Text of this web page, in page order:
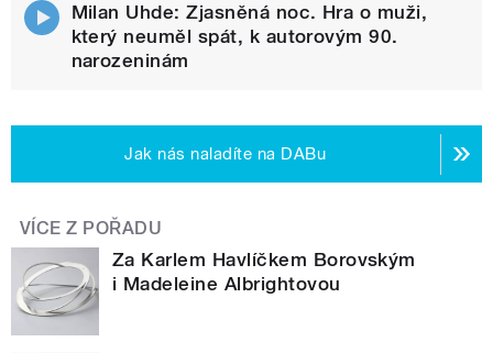
Milan Uhde: Zjasněná noc. Hra o muži,
který neuměl spát, k autorovým 90.
narozeninám
Jak nás naladíte na DABu
VÍCE Z POŘADU
Za Karlem Havlíčkem Borovským
i Madeleine Albrightovou